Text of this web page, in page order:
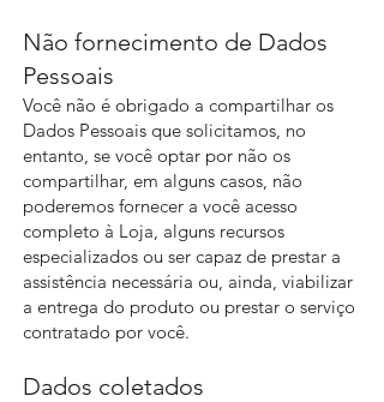
Não fornecimento de Dados
Pessoais
Você não é obrigado a compartilhar os
Dados Pessoais que solicitamos, no
entanto, se você optar por não os
compartilhar, em alguns casos, não
poderemos fornecer a você acesso
completo à Loja, alguns recursos
especializados ou ser capaz de prestar a
assistência necessária ou, ainda, viabilizar
a entrega do produto ou prestar o serviço
contratado por você.
Dados coletados